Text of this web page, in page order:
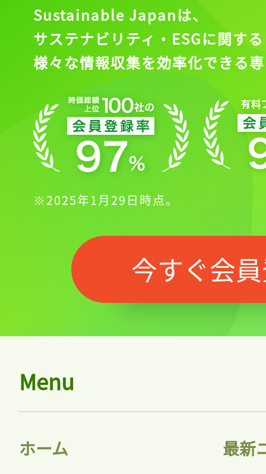
Sustainable Japanは、
サステナビリティ・ESGに関する
様々な情報収集を効率化できる
※2025年1月29日時点。
今すぐ会
Menu
ホーム 最新